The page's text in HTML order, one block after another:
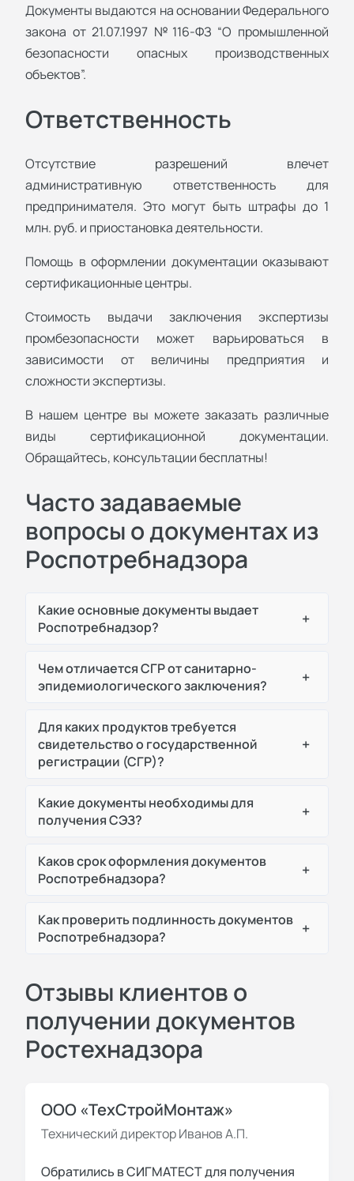
Документы выдаются на основании Федерального
закона от 21.07.1997 №116-ФЗ “О промышленной
безопасности опасных производственных
объектов”.
Ответственность
Отсутствие разрешений влечет
административную ответственность для
предпринимателя. Это могут быть штрафы до 1
млн. руб. и приостановка деятельности.
Помощь в оформлении документации оказывают
сертификационные центры.
Стоимость выдачи заключения экспертизы
промбезопасности может варьироваться в
зависимости от величины предприятия и
сложности экспертизы.
В нашем центре вы можете заказать различные
виды сертификационной документации.
Обращайтесь, консультации бесплатны!
Часто задаваемые
вопросы о документах из
Роспотребнадзора
Какие основные документы выдает
Роспотребнадзор?
+
Чем отличается СГР от санитарно-
эпидемиологического заключения?
+
Для каких продуктов требуется
свидетельство о государственной
регистрации (СГР)?
+
Какие документы необходимы для
получения СЭЗ?
+
Каков срок оформления документов
Роспотребнадзора?
+
Как проверить подлинность документов
Роспотребнадзора?
+
Отзывы клиентов о
получении документов
Ростехнадзора
ООО «ТехСтройМонтаж»
Технический директор Иванов А.П.
Обратились в СИГМАТЕСТ для получения